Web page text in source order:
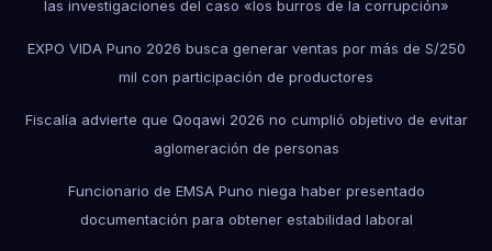
las investigaciones del caso «los burros de la corrupción»
EXPO VIDA Puno 2026 busca generar ventas por más de S/250
mil con participación de productores
Fiscalía advierte que Qoqawi 2026 no cumplió objetivo de evitar
aglomeración de personas
Funcionario de EMSA Puno niega haber presentado
documentación para obtener estabilidad laboral